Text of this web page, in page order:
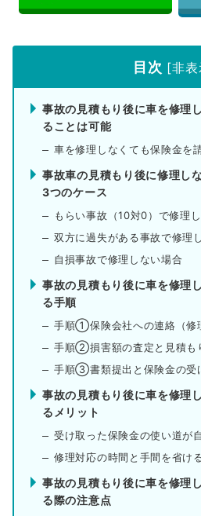
目次 [非表
事故の見積もり後に車を修理
ることは可能
車を修理しなくても保険金を
事故車の見積もり後に修理し
3つのケース
もらい事故（10対0）で修理
双方に過失がある事故で修理
自損事故で修理しない場合
事故の見積もり後に車を修理
る手順
手順①保険会社への連絡（修理
手順②損害額の査定と見積も
手順③書類提出と保険金の受
事故の見積もり後に車を修理
るメリット
受け取った保険金の使い道が
修理対応の時間と手間を省け
事故の見積もり後に車を修理
る際の注意点